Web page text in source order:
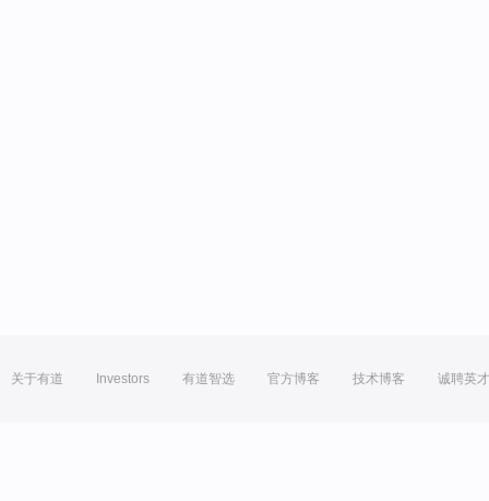
关于有道 Investors 有道智选 官方博客 技术博客 诚聘英才